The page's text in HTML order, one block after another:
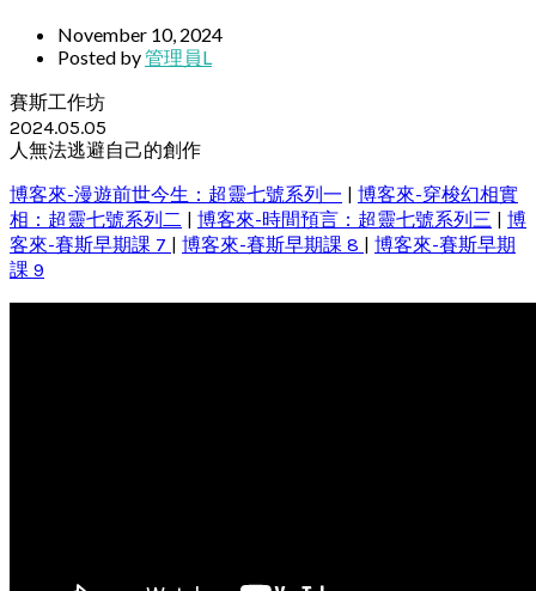
November 10, 2024
Posted by管理員L
賽斯工作坊
2024.05.05
人無法逃避自己的創作
博客來-漫遊前世今生：超靈七號系列一
博客來-穿梭幻相實
相：超靈七號系列二
博客來-時間預言：超靈七號系列三
博
客來-賽斯早期課 7
博客來-賽斯早期課 8
博客來-賽斯早期
課 9